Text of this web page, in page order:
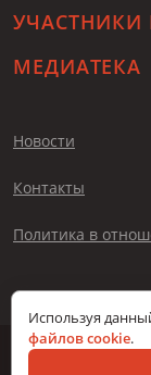
УЧАСТНИКИ
МЕДИАТЕКА
Новости
Контакты
Политика в
Используя
файлов cookie.